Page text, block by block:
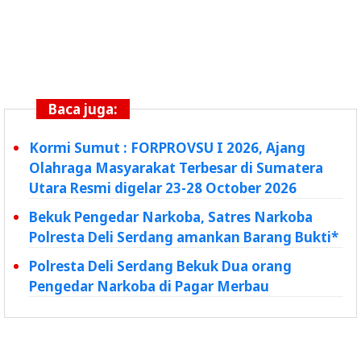
Baca juga:
Kormi Sumut : FORPROVSU I 2026, Ajang
Olahraga Masyarakat Terbesar di Sumatera
Utara Resmi digelar 23-28 October 2026
Bekuk Pengedar Narkoba, Satres Narkoba
Polresta Deli Serdang amankan Barang Bukti*
Polresta Deli Serdang Bekuk Dua orang
Pengedar Narkoba di Pagar Merbau